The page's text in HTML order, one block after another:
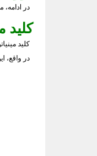
در
کلید
کلید
در واقع،